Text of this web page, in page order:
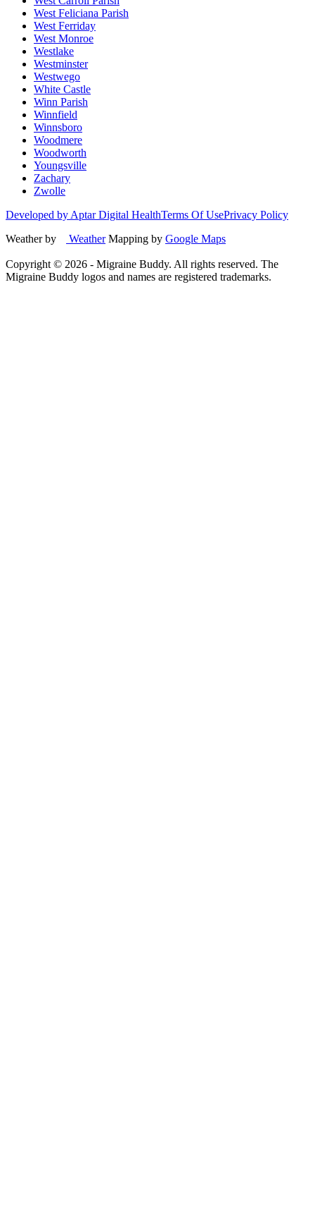
West Feliciana Parish
West Ferriday
West Monroe
Westlake
Westminster
Westwego
White Castle
Winn Parish
Winnfield
Winnsboro
Woodmere
Woodworth
Youngsville
Zachary
Zwolle
Developed by Aptar Digital HealthTerms Of UsePrivacy Policy
Weather by
WeatherMapping by Google Maps
Copyright © 2026 - Migraine Buddy. All rights reserved. The
Migraine Buddy logos and names are registered trademarks.